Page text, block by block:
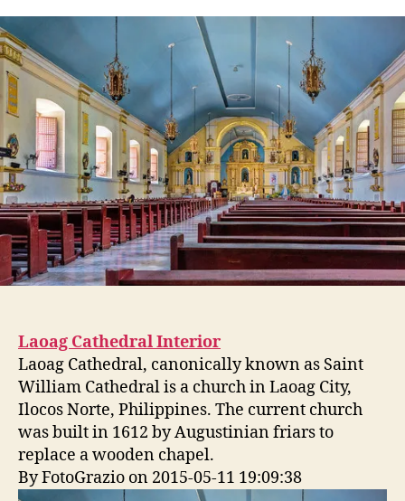
Interior
Laoag Cathedral Interior
Laoag Cathedral, canonically known as Saint
William Cathedral is a church in Laoag City,
Ilocos Norte, Philippines. The current church
was built in 1612 by Augustinian friars to
replace a wooden chapel.
By FotoGrazio on 2015-05-11 19:09:38